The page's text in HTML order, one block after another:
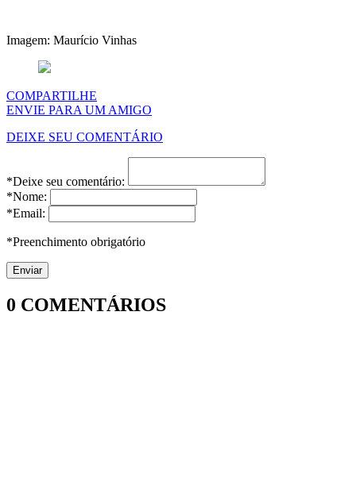
Imagem: Maurício Vinhas
COMPARTILHE
ENVIE PARA UM AMIGO
DEIXE SEU COMENTÁRIO
*Deixe seu comentário:
*Nome:
*Email:
*Preenchimento obrigatório
0 COMENTÁRIOS